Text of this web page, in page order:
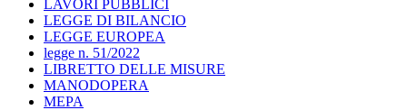
LAVORI PUBBLICI
LEGGE DI BILANCIO
LEGGE EUROPEA
legge n. 51/2022
LIBRETTO DELLE MISURE
MANODOPERA
MEPA